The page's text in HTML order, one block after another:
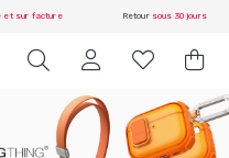
et sur facture Retour sous 30 jours